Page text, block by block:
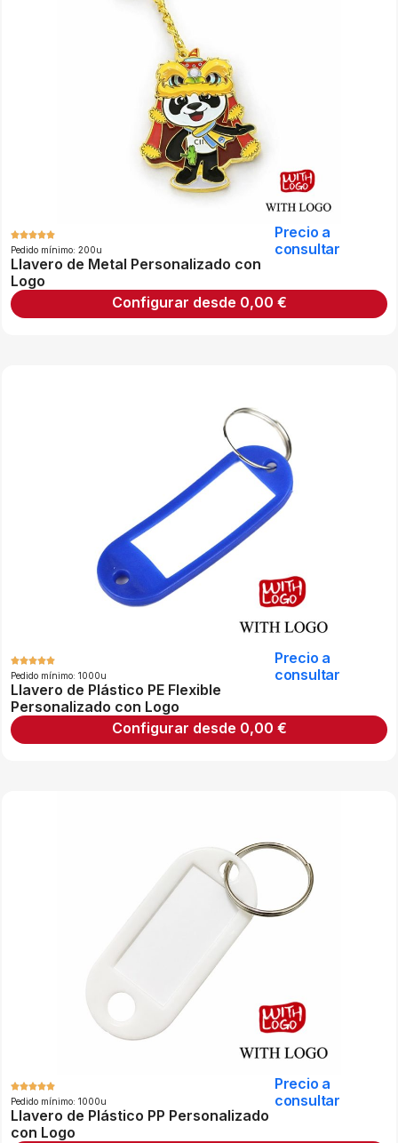
Pedido mínimo: 200u
Llavero de Metal Personalizado con
Logo
Precio a
consultar
Configurar desde 0,00 €
Pedido mínimo: 1000u
Llavero de Plástico PE Flexible
Personalizado con Logo
Precio a
consultar
Configurar desde 0,00 €
Pedido mínimo: 1000u
Llavero de Plástico PP Personalizado
con Logo
Precio a
consultar